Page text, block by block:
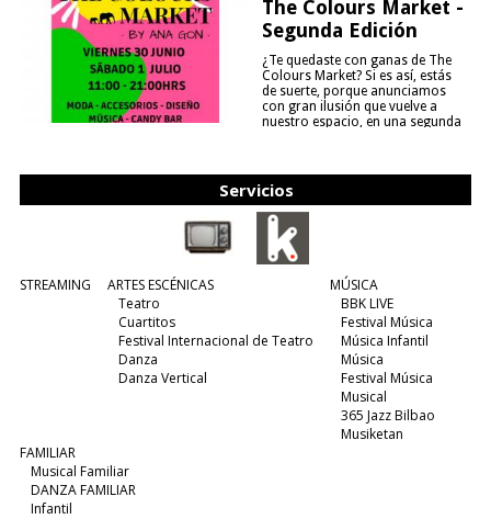
The Colours Market -
Segunda Edición
¿Te quedaste con ganas de The
Colours Market? Si es así, estás
de suerte, porque anunciamos
con gran ilusión que vuelve a
nuestro espacio, en una segunda
Servicios
STREAMING
ARTES ESCÉNICAS
Teatro
Cuartitos
Festival Internacional de Teatro
Danza
Danza Vertical
MÚSICA
BBK LIVE
Festival Música
Música Infantil
Música
Festival Música
Musical
365 Jazz Bilbao
Musiketan
FAMILIAR
Musical Familiar
DANZA FAMILIAR
Infantil